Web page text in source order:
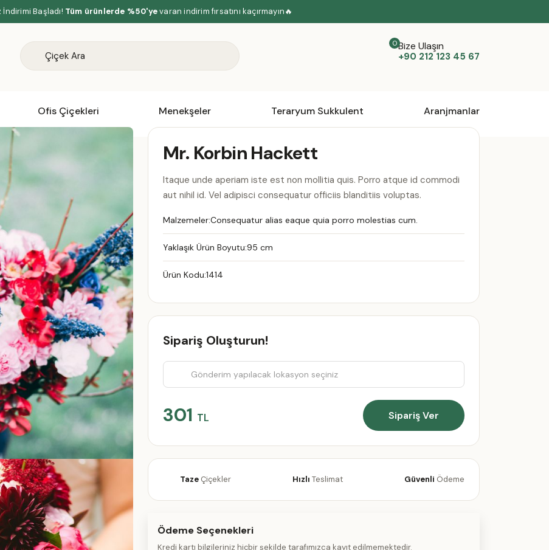
İndirimi Başladı! Tüm ürünlerde %50'yevaran indirim fırsatını kaçırmayın🔥
Bize Ulaşın
+90 212 123 45 67
Ofis Çiçekleri Menekşeler Teraryum Sukkulent Aranjmanlar
Mr. Korbin Hackett
Itaque unde aperiam iste est non mollitia quis. Porro atque id commodi
aut nihil id. Vel adipisci consequatur officiis blanditiis voluptas.
Malzemeler:Consequatur alias eaque quia porro molestias cum.
Yaklaşık Ürün Boyutu:95 cm
Ürün Kodu:1414
Sipariş Oluşturun!
301 TL Sipariş Ver
TazeÇiçekler Hızlı Teslimat Güvenli Ödeme
Ödeme Seçenekleri
Kredi kartı bilgileriniz hiçbir şekilde tarafımızca kayıt edilmemektedir.